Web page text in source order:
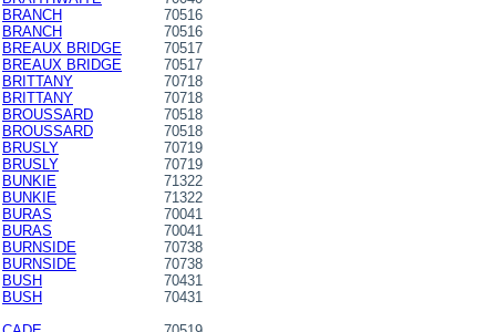
BRANCH
70516
BRANCH
70516
BREAUX BRIDGE
70517
BREAUX BRIDGE
70517
BRITTANY
70718
BRITTANY
70718
BROUSSARD
70518
BROUSSARD
70518
BRUSLY
70719
BRUSLY
70719
BUNKIE
71322
BUNKIE
71322
BURAS
70041
BURAS
70041
BURNSIDE
70738
BURNSIDE
70738
BUSH
70431
BUSH
70431